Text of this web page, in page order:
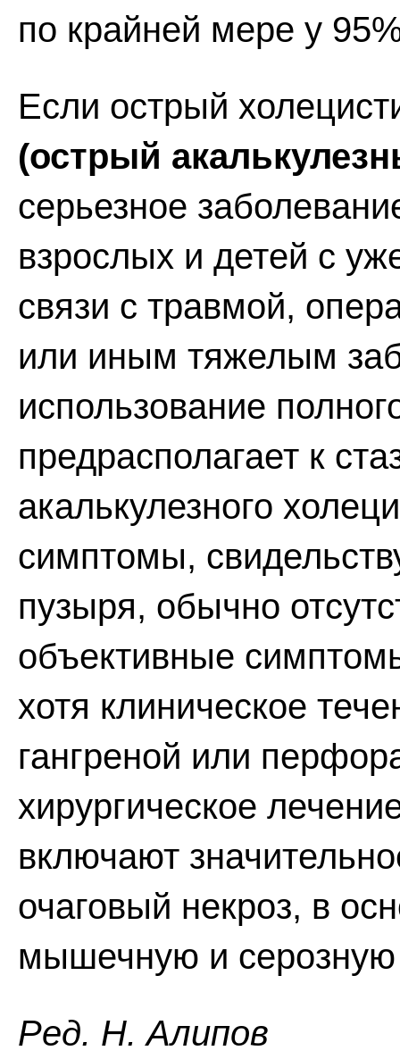
по крайней мере у
Если острый
(острый
серьезное
взрослых и детей с
связи с травмой,
или иным тяжелым
использование
предрасполагает к
акалькулезного
симптомы,
пузыря, обычно
объективные
хотя клиническое
гангреной или
хирургическое
включают
очаговый некроз, в
мышечную и серозную
Ред. Н. Алипов